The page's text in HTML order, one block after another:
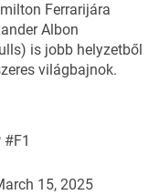
Ferrarijára
Albon
is jobb helyzetből
világbajnok.
#F1
15, 2025